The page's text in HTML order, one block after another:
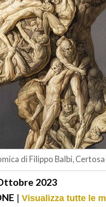
di Filippo Balbi,
2023
| Visualizza tutte le